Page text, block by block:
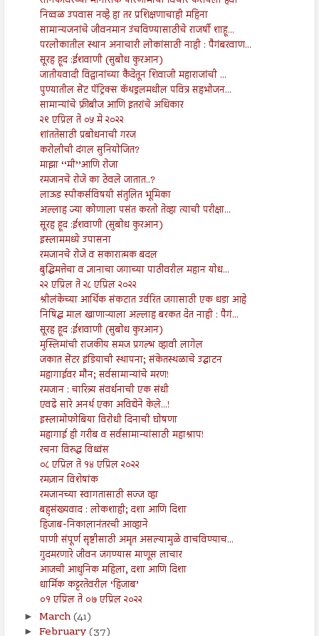
निव्वळ उपवास नव्हे हा तर प्रशिक्षणाचाही महिना
सामान्यजनांचे जीवनमान उंचविण्यासाठीचे राजर्षी शाहू...
परलोकातील स्थान अनाचारी लोकांसाठी नाही : पैगंबरवाण...
सूरह हूद :ईशवाणी (सुबोध कुरआन)
जातीयवादी विद्वानांच्या कैदेतून शिवाजी महाराजांची ...
पुण्यातील सेंट पॅट्रिक्स कॅथड्रलमधील पवित्र सहभोजन...
सामान्यांचे फ्रीबीज आणि इतरांचे अधिकार
२९ एप्रिल ते ०५ मे २०२२
शांततेसाठी प्रबोधनाची गरज
करोलीची दंगल सुनियोजित?
माझा ‘‘मी’’आणि रोजा
रमजानचे रोजे का ठेवले जातात..?
लाऊड स्पीकर्सविषयी संतुलित भूमिका
अल्लाह ज्या कोणाला पसंत करतो तेव्हा त्याची परीक्षा...
सूरह हूद :ईशवाणी (सुबोध कुरआन)
इस्लाममध्ये उपासना
रमजानचे रोजे व सकारात्मक बदल
बुद्धिमत्तेचा व ज्ञानाचा जगाच्या पाठीवरील महान योध...
२२ एप्रिल ते २८ एप्रिल २०२२
श्रीलंकेच्या आर्थिक संकटात उर्वरित जगासाठी एक धडा आहे
निषिद्ध माल खाणाऱ्याला अल्लाह बरकत देत नाही : पैगं...
सूरह हूद :ईशवाणी (सुबोध कुरआन)
मुस्लिमांची राजकीय समज प्रगल्भ व्हावी लागेल
जकात सेंटर इंडियाची स्थापना; संकेतस्थळाचे उद्घाटन
महागाईवर मौन; सर्वसामान्यांचे मरण!
रमजान : चारित्र्य संवर्धनाची एक संधी
एवढे सारे अनर्थ एका अविद्येने केले...!
इस्लामोफोबिया विरोधी दिनाची घोषणा
महागाई ही गरीब व सर्वसामान्यांसाठी महाश्राप!
रचना विरुद्ध विध्वंस
०८ एप्रिल ते १४ एप्रिल २०२२
रमज़ान विशेषांक
रमजानच्या स्वागतासाठी सज्ज व्हा
बहुसंख्यवाद : लोकशाही; दशा आणि दिशा
हिजाब-निकालानंतरची आव्हाने
पाणी संपूर्ण सृष्टीसाठी अमृत असल्यामुळे वाचविण्याच...
गुदमरणारे जीवन जगण्यास माणूस लाचार
आजची आधुनिक महिला, दशा आणि दिशा
धार्मिक कट्टरतेवरील ‘हिजाब’
०१ एप्रिल ते ०७ एप्रिल २०२२
► March(41)
► February(37)